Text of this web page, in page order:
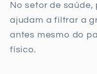
No setor de saúde,
ajudam a filtrar a
antes mesmo do
físico.